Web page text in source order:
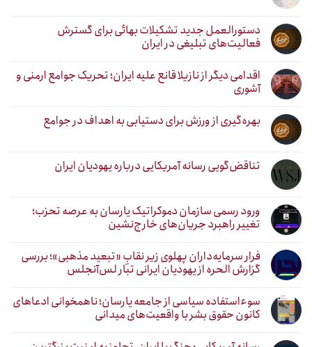
دستورالعمل جدید تشکیلات بهائی برای گسترش
فعالیت‌های تبلیغی در ایران
اقدامی دیگر از نازیلا قانع علیه ایران؛ تحریک جوامع ارمنی و
آشوری
بهره‌گیری از ورزش برای دستیابی به اهداف در جوامع
تناقض‌گویی رسانه آمریکایی درباره یهودیان ایران
ورود رسمی سازمان دموکراتیک یارسان به عرصه تحزب؛
تغییر راهبرد جریان‌های خارج‌نشین
فرار سرمایه‌داران پهلوی زیر نقابِ «تبعید مذهبی»؛ بررسی
گزارش الحره از یهودیان ایرانی تبار لس‌آنجلس
سوءاستفاده سیاسی از جامعه یارسان؛ ناهمخوانی ادعاهای
کانون حقوق بشر با واقعیت‌های میدانی